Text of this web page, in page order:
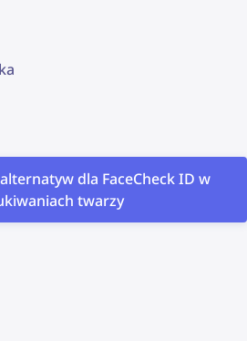
dla FaceCheck ID w
twarzy